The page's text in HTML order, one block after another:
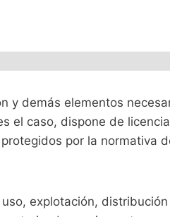
y demás elementos
el caso, dispone de
por la normativa
explotación,